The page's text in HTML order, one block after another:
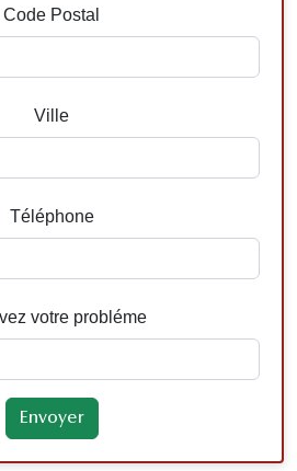
Code Postal
Ville
Téléphone
votre probléme